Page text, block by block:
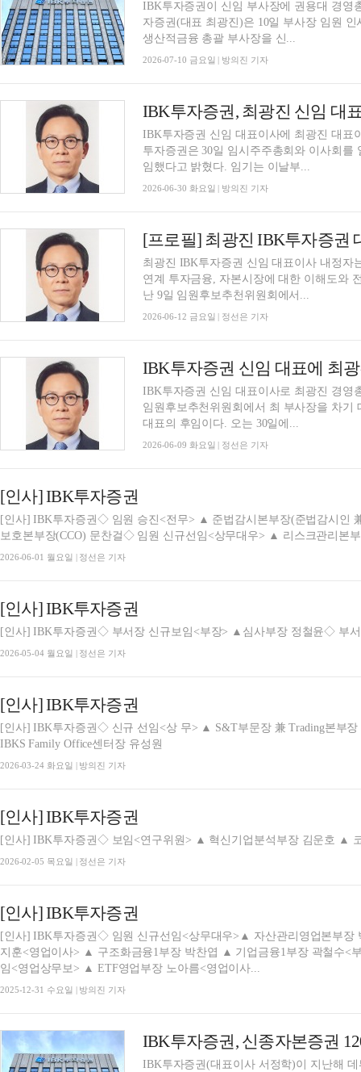
IBK투자증권이 신임 부사장에 권용대 경영
자증권(대표 최광진)은 10일 부사장 임원
생산적금융 총괄 부사장을 신...
2026-07-10 금요일 | 방의진 기자
IBK투자증권 신임 대표이사에 최광진 대표
투자증권은 30일 임시주주총회와 이사회
임했다고 밝혔다. 임기는 이날부...
2026-06-30 화요일 | 방의진 기자
최광진 IBK투자증권 신임 대표이사 내정자
연계 투자금융, 자본시장에 대한 이해도와
난 9일 임원후보추천위원회에서...
2026-06-12 금요일 | 정선은 기자
IBK투자증권 신임 대표에 최
IBK투자증권 신임 대표이사로 최광진 경영총괄(COO) 부사장이 내정됐다
임원후보추천위원회에서 최 부사장을 차
대표의 후임이다. 오는 30일에...
2026-06-09 화요일 | 정선은 기자
[인사] IBK투자증권
[인사] IBK투자증권◇ 임원 승진<전무> ▲ 준법감시본부장(준법감시인
보호본부장(CCO) 문찬걸◇ 임원 신규선임<상무대우> ▲ 리스크관리본
2026-06-01 월요일 | 정선은 기자
[인사] IBK투자증권
[인사] IBK투자증권◇ 부서장 신규보임<부장> ▲심사부장 정철윤◇ 부
2026-05-04 월요일 | 정선은 기자
[인사] IBK투자증권
[인사] IBK투자증권◇ 신규 선임<상 무> ▲ S&T부문장 兼 Trading본부장 임채원<상무대우> ▲ Family Office영업본부장 兼
IBKS Family Office센터장 유성원
2026-03-24 화요일 | 방의진 기자
[인사] IBK투자증권
[인사] IBK투자증권◇ 보임<연구위원> ▲ 혁신기업분석부장 김운호 ▲
2026-02-05 목요일 | 정선은 기자
[인사] IBK투자증권
[인사] IBK투자증권◇ 임원 신규선임<상무대우>▲ 자산관리영업본부
지훈<영업이사> ▲ 구조화금융1부장 박찬엽 ▲ 기업금융1부장 곽철수
임<영업상무보> ▲ ETF영업부장 노아름<영업이사...
2025-12-31 수요일 | 방의진 기자
IBK투자증권(대표이사 서정학)이 지난해